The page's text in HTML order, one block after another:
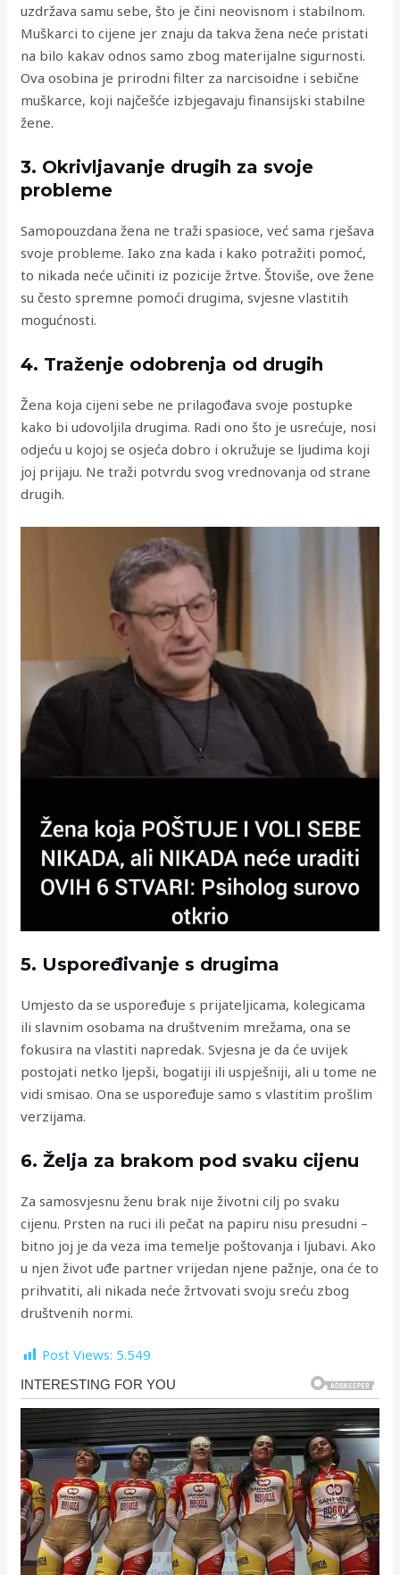
uzdržava samu sebe, što je čini neovisnom i stabilnom.
Muškarci to cijene jer znaju da takva žena neće pristati
na bilo kakav odnos samo zbog materijalne sigurnosti.
Ova osobina je prirodni filter za narcisoidne i sebične
muškarce, koji najčešće izbjegavaju finansijski stabilne
žene.
3. Okrivljavanje drugih za svoje
probleme
Samopouzdana žena ne traži spasioce, već sama rješava
svoje probleme. Iako zna kada i kako potražiti pomoć,
to nikada neće učiniti iz pozicije žrtve. Štoviše, ove žene
su često spremne pomoći drugima, svjesne vlastitih
mogućnosti.
4. Traženje odobrenja od drugih
Žena koja cijeni sebe ne prilagođava svoje postupke
kako bi udovoljila drugima. Radi ono što je usrećuje, nosi
odjeću u kojoj se osjeća dobro i okružuje se ljudima koji
joj prijaju. Ne traži potvrdu svog vrednovanja od strane
drugih.
5. Uspoređivanje s drugima
Umjesto da se uspoređuje s prijateljicama, kolegicama
ili slavnim osobama na društvenim mrežama, ona se
fokusira na vlastiti napredak. Svjesna je da će uvijek
postojati netko ljepši, bogatiji ili uspješniji, ali u tome ne
vidi smisao. Ona se uspoređuje samo s vlastitim prošlim
verzijama.
6. Želja za brakom pod svaku cijenu
Za samosvjesnu ženu brak nije životni cilj po svaku
cijenu. Prsten na ruci ili pečat na papiru nisu presudni –
bitno joj je da veza ima temelje poštovanja i ljubavi. Ako
u njen život uđe partner vrijedan njene pažnje, ona će to
prihvatiti, ali nikada neće žrtvovati svoju sreću zbog
društvenih normi.
Post Views: 5.549